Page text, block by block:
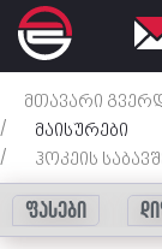
მთავარი
/
მაისურები
/
ჰოკეის
ფასები